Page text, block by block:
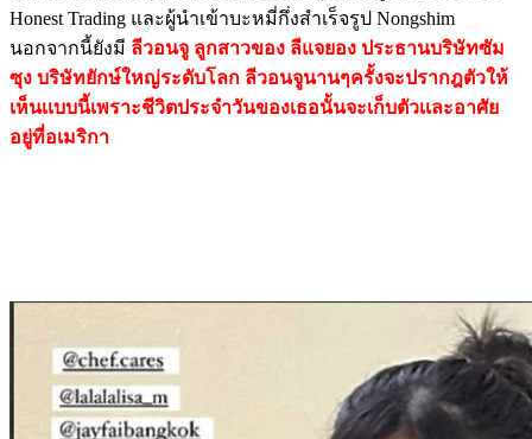
Honest Trading และผู้นำเข้าบะหมี่กึ่งสำเร็จรูป Nongshim
นอกจากนี้ยังมี ลีวอนจู ลูกสาวของ ลีแจยอง ประธานบริษัทซัม
ซุง บริษัทยักษ์ใหญ่ระดับโลก ลีวอนจูนานๆครั้งจะปรากฎตัวให้
เห็นเเบบนี้เพราะชีวิตประจำวันของเธอนั้นจะเก็บตัวเเละอาศัย
อยู่ที่อเมริกา